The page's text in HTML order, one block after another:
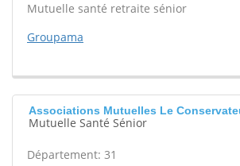
Mutuelle santé retraite sénior
Groupama
Associations Mutuelles Le
Mutuelle Santé Sénior
Département: 31